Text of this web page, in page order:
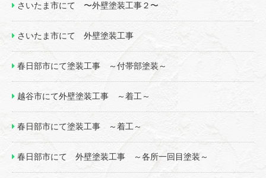
さいたま市にて 〜外壁塗装工事２〜
さいたま市にて 外壁塗装工事
春日部市にて塗装工事 ～付帯部塗装～
越谷市にて外壁塗装工事 ～着工～
春日部市にて塗装工事 ～着工～
春日部市にて 外壁塗装工事 ～各所一回目塗装～